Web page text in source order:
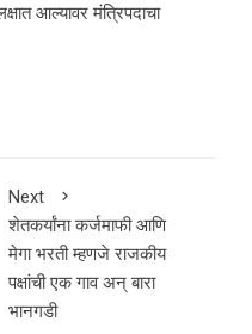
आल्यावर मंत्रिपदाचा
Next
शेतकर्यांना कर्जमाफी आणि
मेगा भरती म्हणजे राजकीय
पक्षांची एक गाव अन् बारा
भानगडी